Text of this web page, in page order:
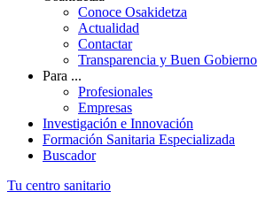
Conoce Osakidetza
Actualidad
Contactar
Transparencia y Buen Gobierno
Para ...
Profesionales
Empresas
Investigación e Innovación
Formación Sanitaria Especializada
Buscador
Tu centro sanitario